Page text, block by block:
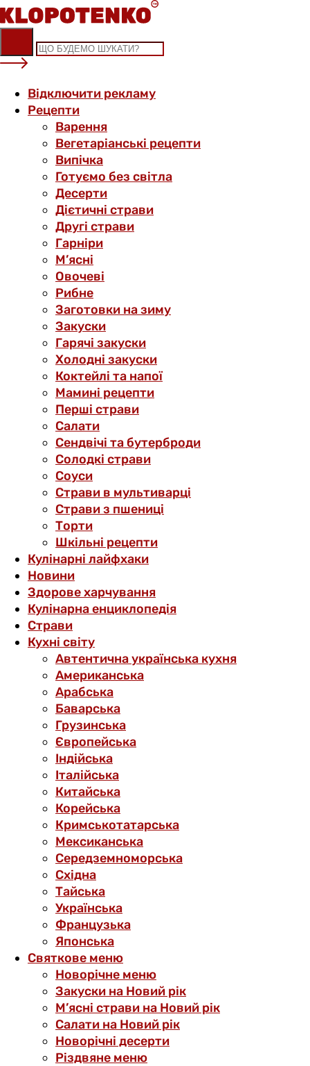
Skip
to
content
Відключити рекламу
Рецепти
Варення
Вегетаріанські рецепти
Випічка
Готуємо без світла
Десерти
Дієтичні страви
Другі страви
Гарніри
М’ясні
Овочеві
Рибне
Заготовки на зиму
Закуски
Гарячі закуски
Холодні закуски
Коктейлі та напої
Мамині рецепти
Перші страви
Салати
Сендвічі та бутерброди
Солодкі страви
Соуси
Страви в мультиварці
Страви з пшениці
Торти
Шкільні рецепти
Кулінарні лайфхаки
Новини
Здорове харчування
Кулінарна енциклопедія
Страви
Кухні світу
Автентична українська кухня
Американська
Арабська
Баварська
Грузинська
Європейська
Індійська
Італійська
Китайська
Корейська
Кримськотатарська
Мексиканська
Середземноморська
Східна
Тайська
Українська
Французька
Японська
Святкове меню
Новорічне меню
Закуски на Новий рік
М’ясні страви на Новий рік
Салати на Новий рік
Новорічні десерти
Різдвяне меню